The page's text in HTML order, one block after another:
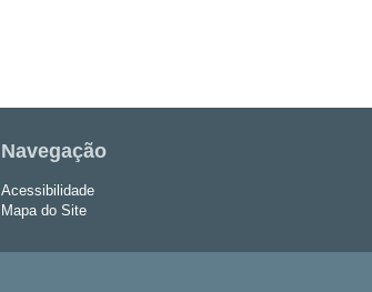
Navegação
Acessibilidade
Mapa do Site